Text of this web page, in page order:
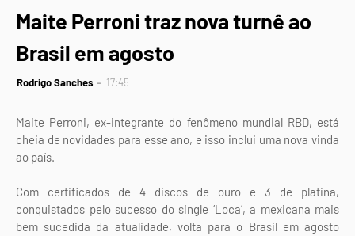
Maite Perroni traz nova turnê ao
Brasil em agosto
Rodrigo Sanches 17:45
Maite Perroni, ex-integrante do fenômeno mundial RBD, está
cheia de novidades para esse ano, e isso inclui uma nova vinda
ao país.
Com certificados de 4 discos de ouro e 3 de platina,
conquistados pelo sucesso do single ‘Loca’, a mexicana mais
bem sucedida da atualidade, volta para o Brasil em agosto